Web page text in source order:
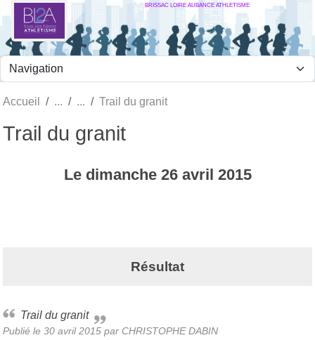
BRISSAC LOIRE AUBANCE ATHLETISME
Accueil Trail du granit
Trail du granit
Le dimanche 26 avril 2015
Résultat
Trail du granit
Publié le 30 avril 2015 par CHRISTOPHE DABIN
Panneau de gestion des cookies